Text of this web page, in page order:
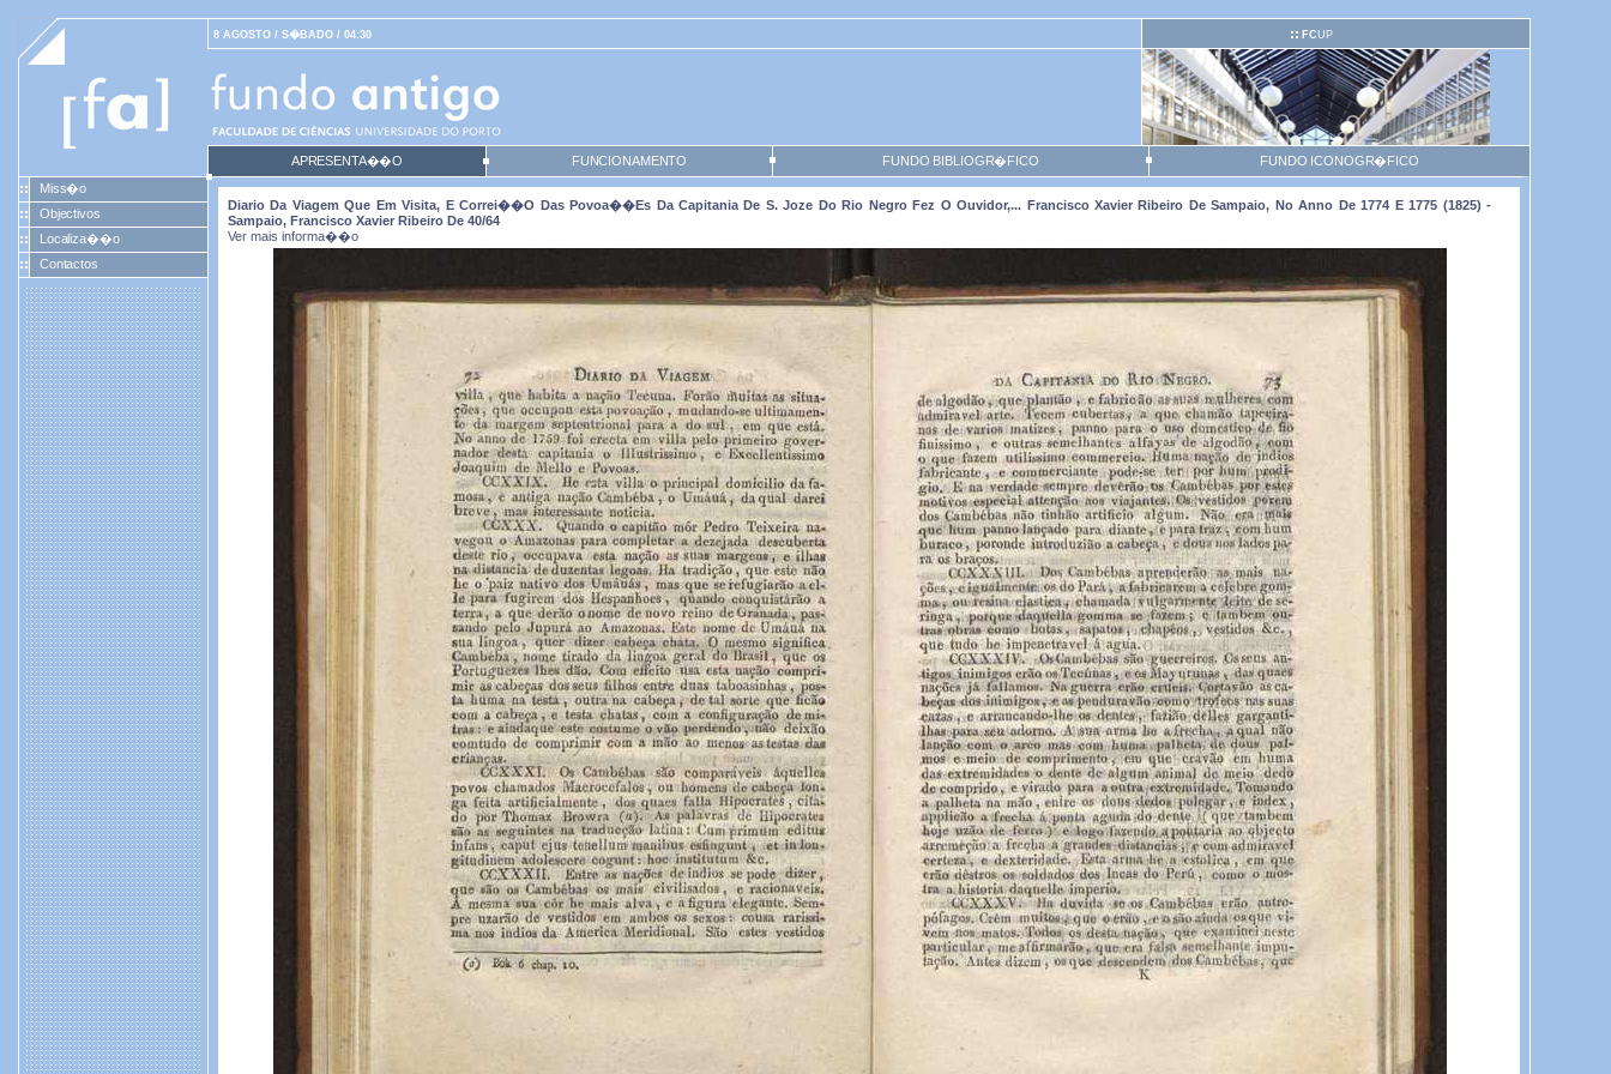
8 AGOSTO / S�BADO / 04:30 FCUP
APRESENTA��O FUNCIONAMENTO FUNDO BIBLIOGR�FICO
FUNDO ICONOGR�FICO
Miss�o
Objectivos
Localiza��o
Contactos
Diario Da Viagem Que Em Visita, E Correi��o Das Povoa��es Da Capitania De S. Joze Do Rio Negro Fez O Ouvidor,... Francisco Xavier Ribeiro De Sampaio, No Anno De 1774 E 1775 (1825) -
Sampaio, Francisco Xavier Ribeiro De 40/64
Ver mais informa��o